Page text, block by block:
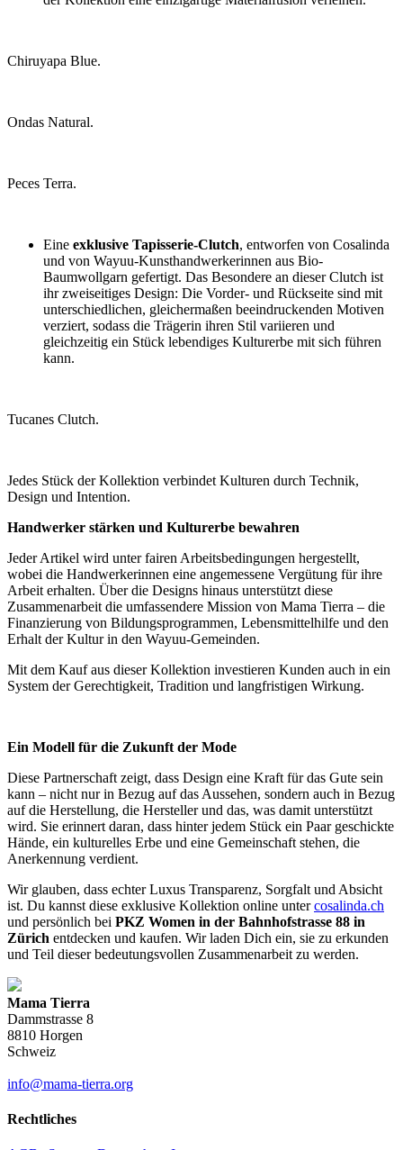
Chiruyapa Blue.
Ondas Natural.
Peces Terra.
Eine exklusive Tapisserie-Clutch, entworfen von Cosalinda
und von Wayuu-Kunsthandwerkerinnen aus Bio-
Baumwollgarn gefertigt. Das Besondere an dieser Clutch ist
ihr zweiseitiges Design: Die Vorder- und Rückseite sind mit
unterschiedlichen, gleichermaßen beeindruckenden Motiven
verziert, sodass die Trägerin ihren Stil variieren und
gleichzeitig ein Stück lebendiges Kulturerbe mit sich führen
kann.
Tucanes Clutch.
Jedes Stück der Kollektion verbindet Kulturen durch Technik,
Design und Intention.
Handwerker stärken und Kulturerbe bewahren
Jeder Artikel wird unter fairen Arbeitsbedingungen hergestellt,
wobei die Handwerkerinnen eine angemessene Vergütung für ihre
Arbeit erhalten. Über die Designs hinaus unterstützt diese
Zusammenarbeit die umfassendere Mission von Mama Tierra – die
Finanzierung von Bildungsprogrammen, Lebensmittelhilfe und den
Erhalt der Kultur in den Wayuu-Gemeinden.
Mit dem Kauf aus dieser Kollektion investieren Kunden auch in ein
System der Gerechtigkeit, Tradition und langfristigen Wirkung.
Ein Modell für die Zukunft der Mode
Diese Partnerschaft zeigt, dass Design eine Kraft für das Gute sein
kann – nicht nur in Bezug auf das Aussehen, sondern auch in Bezug
auf die Herstellung, die Hersteller und das, was damit unterstützt
wird. Sie erinnert daran, dass hinter jedem Stück ein Paar geschickte
Hände, ein kulturelles Erbe und eine Gemeinschaft stehen, die
Anerkennung verdient.
Wir glauben, dass echter Luxus Transparenz, Sorgfalt und Absicht
ist. Du kannst diese exklusive Kollektion online untercosalinda.ch
und persönlich bei PKZ Women in der Bahnhofstrasse 88 in
Zürich entdecken und kaufen. Wir laden Dich ein, sie zu erkunden
und Teil dieser bedeutungsvollen Zusammenarbeit zu werden.
Mama Tierra
Dammstrasse 8
8810 Horgen
Schweiz
info@mama-tierra.org
Rechtliches